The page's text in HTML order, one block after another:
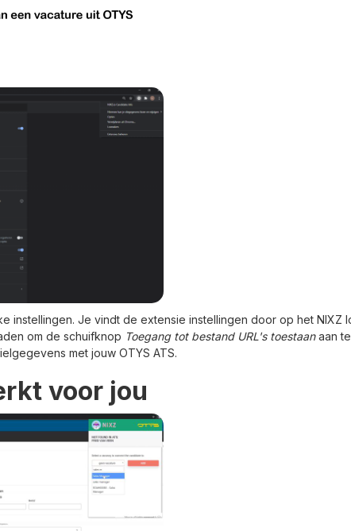
instellingen. Je vindt de extensie instellingen door op het NIXZ
om de schuifknop Toegang tot bestand URL's toestaanaan
met jouw OTYS ATS.
voor jou